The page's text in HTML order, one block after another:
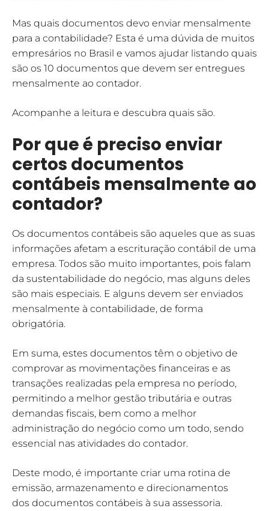
Mas quais documentos devo enviar mensalmente
para a contabilidade? Esta é uma dúvida de muitos
empresários no Brasil e vamos ajudar listando quais
são os 10 documentos que devem ser entregues
mensalmente ao contador.
Acompanhe a leitura e descubra quais são.
Por que é preciso enviar
certos documentos
contábeis mensalmente ao
contador?
Os documentos contábeis são aqueles que as suas
informações afetam a escrituração contábil de uma
empresa. Todos são muito importantes, pois falam
da sustentabilidade do negócio, mas alguns deles
são mais especiais. E alguns devem ser enviados
mensalmente à contabilidade, de forma
obrigatória.
Em suma, estes documentos têm o objetivo de
comprovar as movimentações financeiras e as
transações realizadas pela empresa no período,
permitindo a melhor gestão tributária e outras
demandas fiscais, bem como a melhor
administração do negócio como um todo, sendo
essencial nas atividades do contador.
Deste modo, é importante criar uma rotina de
emissão, armazenamento e direcionamentos
dos documentos contábeis à sua assessoria.